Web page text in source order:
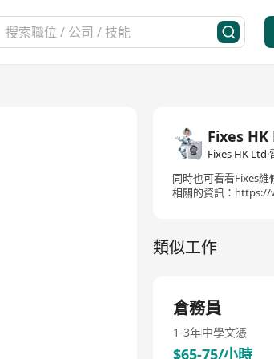
Fixes HK
Fixes HK
同時也可看看Fixes
相關的資訊：https://
希望轉行的人士。我
訓流程，即使你沒有
尋找的人才。
類似工作
倉務員
1-3年中學文憑
$65-75/小時